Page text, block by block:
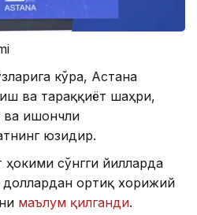
кўра, Астана
ва тараққиёт шаҳри,
ва ишончли
юзидир.
сўнгги йилларда
доллардан ортиқ хорижий
маълум қилганди.